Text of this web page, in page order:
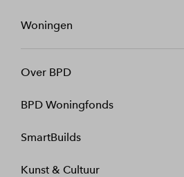
Woningen
Over BPD
BPD Woningfonds
SmartBuilds
Kunst & Cultuur